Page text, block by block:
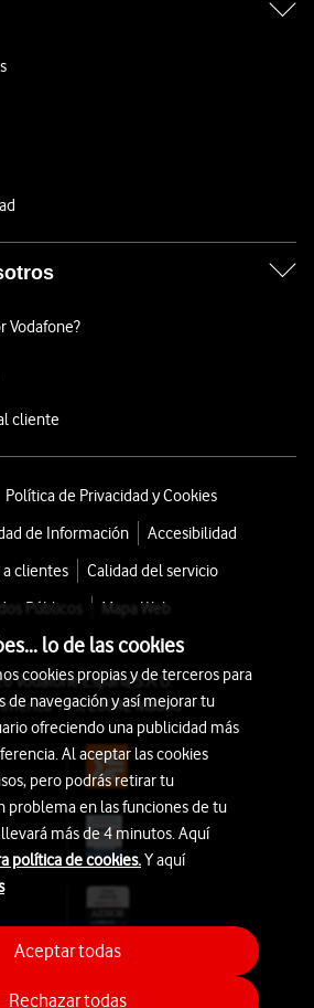
Vodafone?
cliente
Política de Privacidad y Cookies
de Información
Accesibilidad
clientes
Calidad del servicio
Públicos
Mapa Web
Vodafone España S.A.U.
115, 28042 Madrid
lo de las cookies
cookies propias y de terceros para
de navegación y así mejorar tu
ofreciendo una publicidad más
Al aceptar las cookies
pero podrás retirar tu
problema en las funciones de tu
más de 4 minutos. Aquí
política de cookies.Y aquí
Rechazar todas
Aceptar todas